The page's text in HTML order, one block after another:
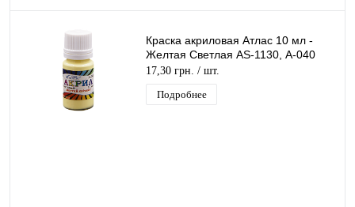
Краска акриловая Атлас 10 мл -
Желтая Светлая AS-1130, А-040
17,30 грн. / шт.
Подробнее